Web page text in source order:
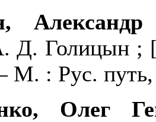
Александр
Д. Голицын ;
М. : Рус.
Олег